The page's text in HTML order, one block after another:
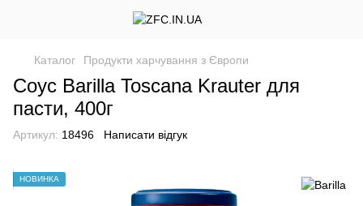
Каталог Продукти харчування з Європи
Соус Barilla Toscana Krauter для
пасти, 400г
Артикул: 18496 Написати відгук
НОВИНКА